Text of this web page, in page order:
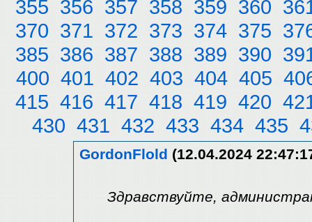
355 356 357 358 359 360
370 371 372 373 374 375
385 386 387 388 389 390
400 401 402 403 404 405
415 416 417 418 419 420
430 431 432 433 434 435
GordonFlold (12.04.2024
Здравствуйте,